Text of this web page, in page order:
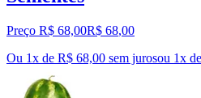
Preço R$ 68,00R$ 68,00
Ou 1x de R$ 68,00 sem jurosou 1x de